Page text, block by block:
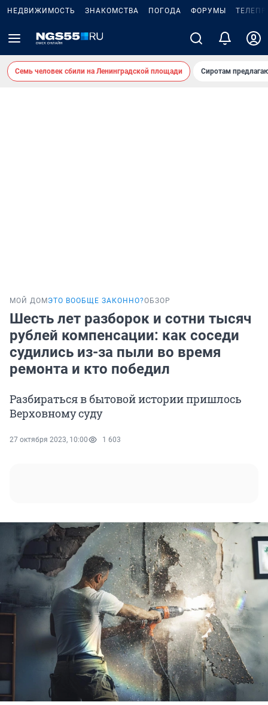
НЕДВИЖИМОСТЬ ЗНАКОМСТВА ПОГОДА ФОРУМЫ
Семь человек сбили на Ленинградской площади Сиротам
МОЙ ДОМ ЭТО ВООБЩЕ ЗАКОННО?ОБЗОР
Шесть лет разборок и сотни тысяч
рублей компенсации: как соседи
судились из-за пыли во время
ремонта и кто победил
Разбираться в бытовой истории пришлось
Верховному суду
27 октября 2023, 10:00 1 603